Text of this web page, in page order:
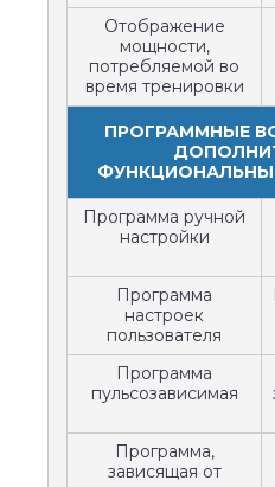
Отображение
мощности,
потребляемой во
время тренировки
ПРОГРАММНЫЕ
Программа ручной
настройки
Программа
настроек
пользователя
Программа
пульсозависимая
Программа,
зависящая от